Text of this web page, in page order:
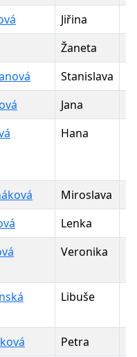
Jiřina
Žaneta
Stanislava
Jana
Hana
Miroslava
Lenka
Veronika
Libuše
Petra